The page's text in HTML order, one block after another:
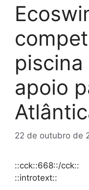
apoio
22 de outubro de
::cck::668::/cck::
::introtext::